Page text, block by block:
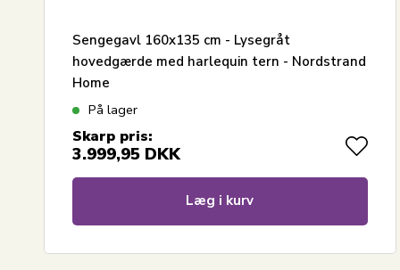
Sengegavl 160x135 cm - Lysegråt
hovedgærde med harlequin tern - Nordstrand
Home
På lager
Skarp pris:
3.999,95 DKK
Læg i kurv